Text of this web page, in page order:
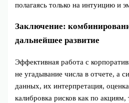
полагаясь только на интуицию и
Заключение:
дальнейшее развитие
Эффективная работа с
не угадывание числа в отчете, а
данных, их интерпретация,
калибровка рисков как по